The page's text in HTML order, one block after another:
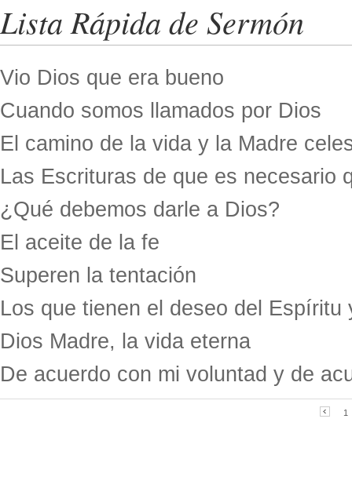
Lista Rápida de Sermón
Vio Dios que era bueno
Cuando somos llamados por Dios
El camino de la vida y la Madre
Las Escrituras de que es necesario
¿Qué debemos darle a Dios?
El aceite de la fe
Superen la tentación
Los que tienen el deseo del
Dios Madre, la vida eterna
De acuerdo con mi voluntad y de
1